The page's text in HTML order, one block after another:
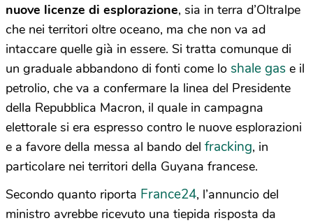
nuove licenze di esplorazione, sia in terra d’Oltralpe
che nei territori oltre oceano, ma che non va ad
intaccare quelle già in essere. Si tratta comunque di
un graduale abbandono di fonti come lo shale gas e il
petrolio, che va a confermare la linea del Presidente
della Repubblica Macron, il quale in campagna
elettorale si era espresso contro le nuove esplorazioni
e a favore della messa al bando del fracking, in
particolare nei territori della Guyana francese.
Secondo quanto riporta France24, l’annuncio del
ministro avrebbe ricevuto una tiepida risposta da